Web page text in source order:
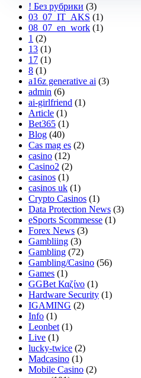
! Без рубрики (3)
03_07_IT_AKS (1)
08_07_en_work (1)
1 (2)
13 (1)
17 (1)
8 (1)
a16z generative ai (3)
admin (6)
ai-girlfriend (1)
Article (1)
Bet365 (1)
Blog (40)
Cas mag es (2)
casino (12)
Casino2 (2)
casinos (1)
casinos uk (1)
Crypto Casinos (1)
Data Protection News (3)
eSports Scommesse (1)
Forex News (3)
Gambliing (3)
Gambling (72)
Gambling/Casino (56)
Games (1)
GGBet Καζίνο (1)
Hardware Security (1)
IGAMING (2)
Info (1)
Leonbet (1)
Live (1)
lucky-twice (2)
Madcasino (1)
Mobile Casino (2)